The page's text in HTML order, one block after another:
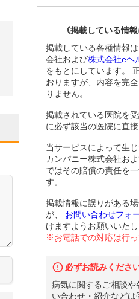
《掲載している情
掲載している各種情報
会社および株式会社eヘ
をもとにしています。
おりますが、内容を完
りません。
掲載されている医院を
に必ず該当の医院に直接
当サービスによって生
カンパニー株式会社お
ではその賠償の責任を
す。
掲載情報に誤りがある
が、
お問い合わせフォ
けますようお願いいたし
※お電話での対応は行
必ずお読みくださ
病気に関するご相談や
い合わせ・紹介など